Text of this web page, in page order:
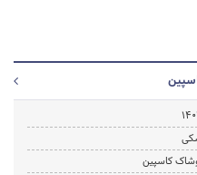
کاسپین